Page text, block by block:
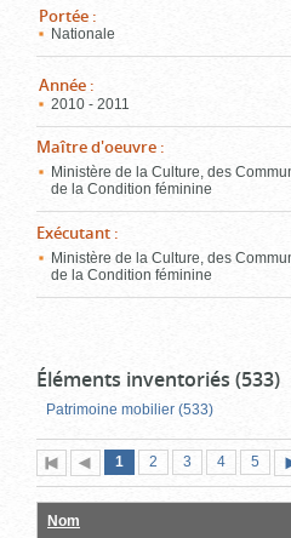
Portée :
Nationale
Année :
2010 - 2011
Maître d'oeuvre :
Ministère de la Culture, des
de la Condition féminine
Exécutant :
Ministère de la Culture, des
de la Condition féminine
Éléments inventoriés (533)
Patrimoine mobilier (533)
Première
page
Page
précédente
Page
1 (page
actuelle)
Page
2 Page
3 Page
4 Page
5
Nom